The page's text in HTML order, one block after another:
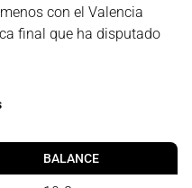
con el Valencia
final que ha disputado
BALANCE